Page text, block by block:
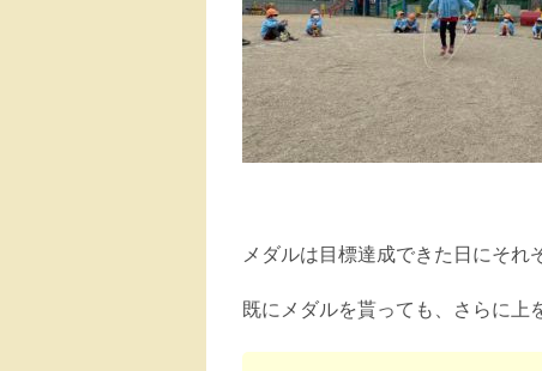
メダルは目標達成できた日にそ
既にメダルを貰っても、さらに上